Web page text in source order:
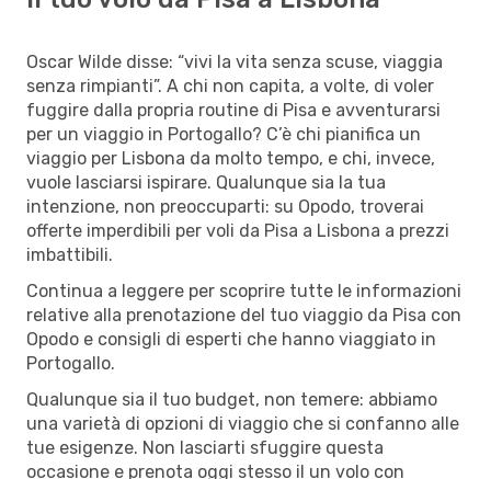
Oscar Wilde disse: “vivi la vita senza scuse, viaggia
senza rimpianti”. A chi non capita, a volte, di voler
fuggire dalla propria routine di Pisa e avventurarsi
per un viaggio in Portogallo? C’è chi pianifica un
viaggio per Lisbona da molto tempo, e chi, invece,
vuole lasciarsi ispirare. Qualunque sia la tua
intenzione, non preoccuparti: su Opodo, troverai
offerte imperdibili per voli da Pisa a Lisbona a prezzi
imbattibili.
Continua a leggere per scoprire tutte le informazioni
relative alla prenotazione del tuo viaggio da Pisa con
Opodo e consigli di esperti che hanno viaggiato in
Portogallo.
Qualunque sia il tuo budget, non temere: abbiamo
una varietà di opzioni di viaggio che si confanno alle
tue esigenze. Non lasciarti sfuggire questa
occasione e prenota oggi stesso il un volo con